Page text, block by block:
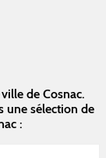
de Cosnac.
une sélection de
: